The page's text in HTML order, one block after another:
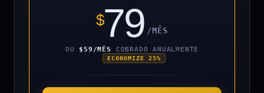
$79 /MÊS
OU $59/MÊS COBRADO ANUALMENTE
ECONOMIZE 25%